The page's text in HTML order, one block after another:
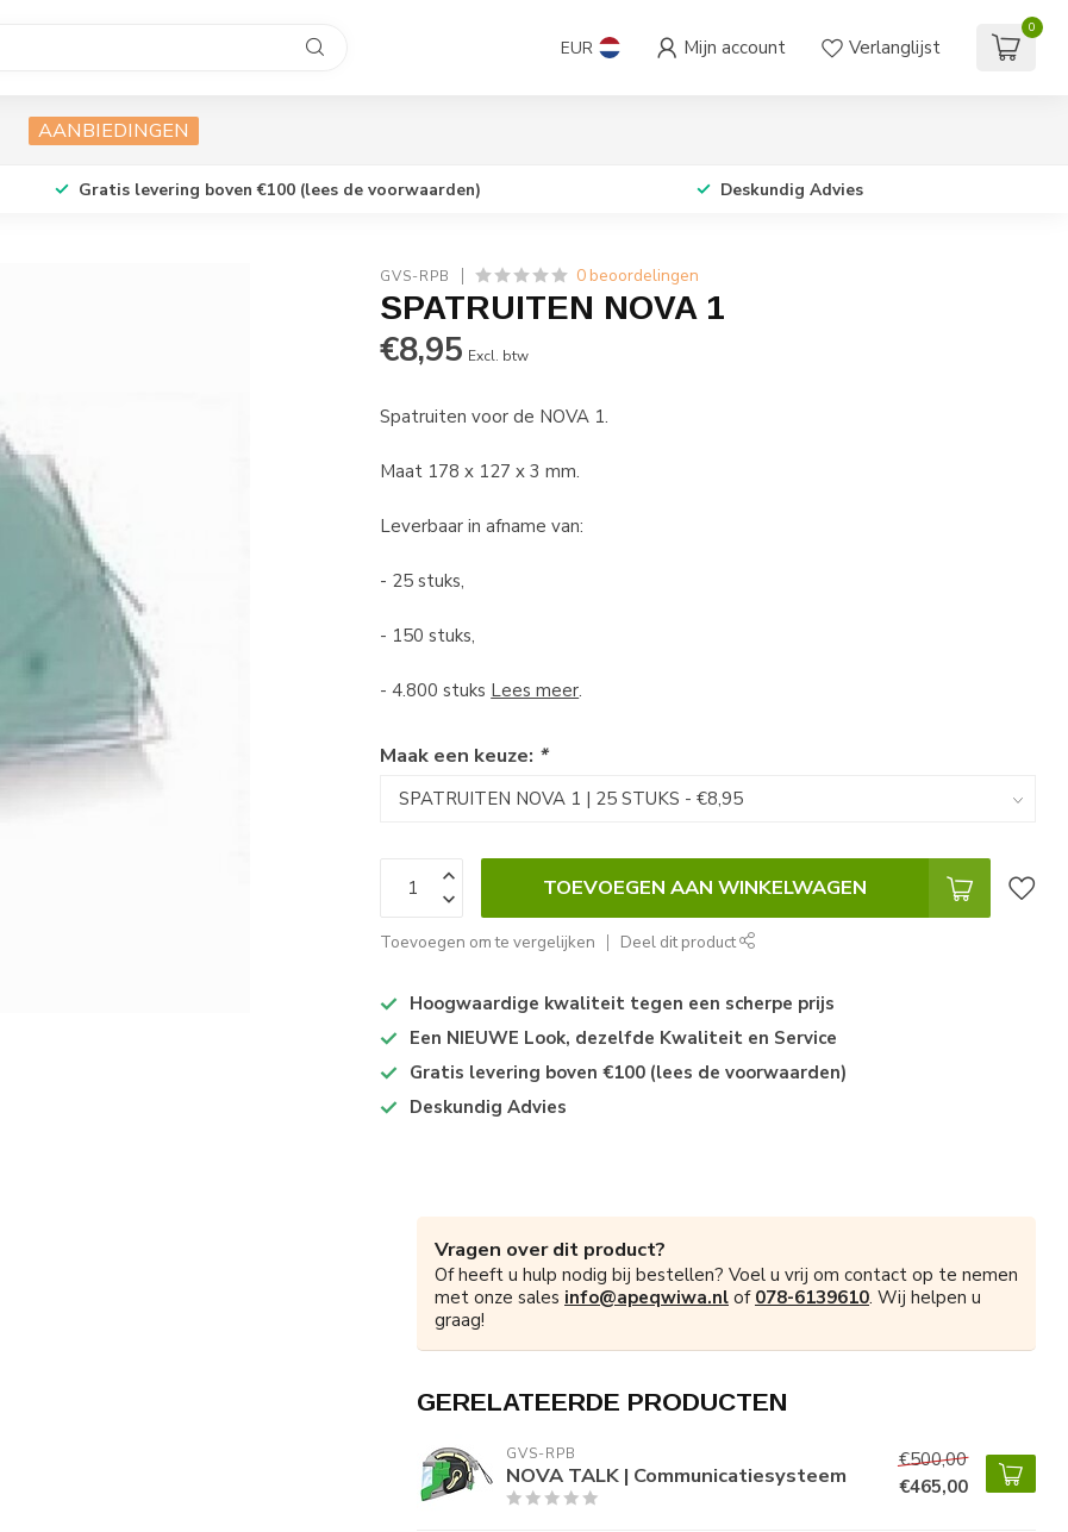
EUR Mijn account Verlanglijst
0
AANBIEDINGEN
Gratis levering boven €100 (lees de voorwaarden) Deskundig Advies
GVS-RPB 0 beoordelingen
SPATRUITEN NOVA 1
€8,95 Excl. btw
Spatruiten voor de NOVA 1.
Maat 178 x 127 x 3 mm.
Leverbaar in afname van:
- 25 stuks,
- 150 stuks,
- 4.800 stuks Lees meer.
Maak een keuze: *
TOEVOEGEN AAN WINKELWAGEN
Toevoegen om te vergelijken Deel dit product
Hoogwaardige kwaliteit tegen een scherpe prijs
Een NIEUWE Look, dezelfde Kwaliteit en Service
Gratis levering boven €100 (lees de voorwaarden)
Deskundig Advies
Vragen over dit product?
Of heeft u hulp nodig bij bestellen? Voel u vrij om contact op te nemen
met onze sales info@apeqwiwa.nl of 078-6139610. Wij helpen u
graag!
GERELATEERDE PRODUCTEN
GVS-RPB
NOVA TALK | Communicatiesysteem
€500,00
€465,00